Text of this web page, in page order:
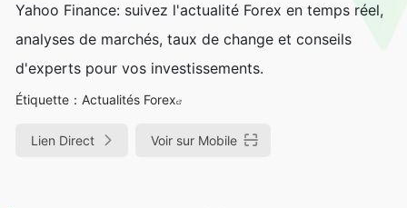
Yahoo Finance: suivez l'actualité Forex en temps réel,
analyses de marchés, taux de change et conseils
d'experts pour vos investissements.
Étiquette： Actualités Forex
Lien Direct Voir sur Mobile